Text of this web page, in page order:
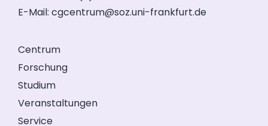
E-Mail: cgcentrum@soz.uni-frankfurt.de
Centrum
Forschung
Studium
Veranstaltungen
Service